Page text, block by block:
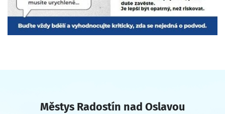
Městys Radostín nad Oslavou